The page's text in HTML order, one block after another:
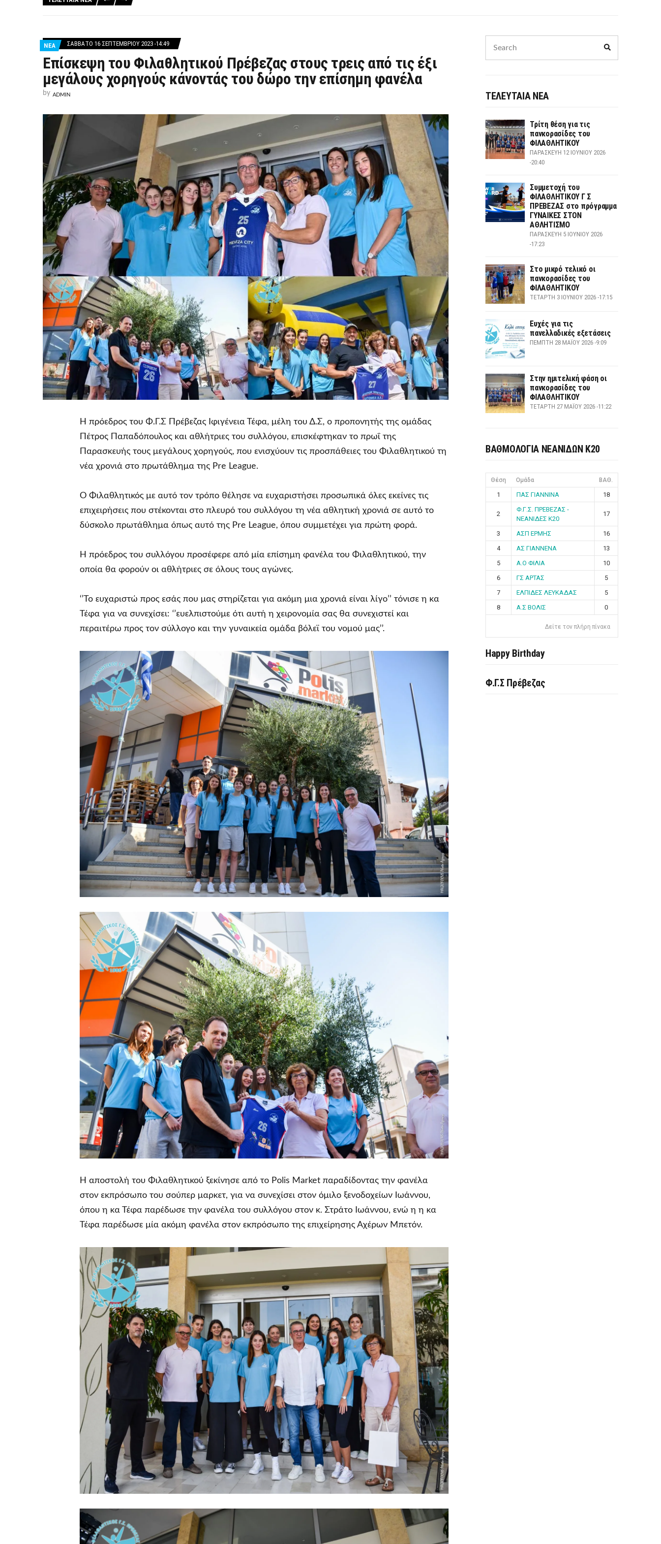
ΝΕΑ ΣΆΒΒΑΤΟ 16 ΣΕΠΤΕΜΒΡΊΟΥ 2023 -14:49
Επίσκεψη του Φιλαθλητικού Πρέβεζας στους τρεις από τις έξι
μεγάλους χορηγούς κάνοντάς του δώρο την επίσημη φανέλα
by ADMIN
Η πρόεδρος του Φ.Γ.Σ Πρέβεζας Ιφιγένεια Τέφα, μέλη του Δ.Σ, ο προπονητής της ομάδας
Πέτρος Παπαδόπουλος και αθλήτριες του συλλόγου, επισκέφτηκαν το πρωΐ της
Παρασκευής τους μεγάλους χορηγούς, που ενισχύουν τις προσπάθειες του Φιλαθλητικού τη
νέα χρονιά στο πρωτάθλημα της Pre League.
Ο Φιλαθλητικός με αυτό τον τρόπο θέλησε να ευχαριστήσει προσωπικά όλες εκείνες τις
επιχειρήσεις που στέκονται στο πλευρό του συλλόγου τη νέα αθλητική χρονιά σε αυτό το
δύσκολο πρωτάθλημα όπως αυτό της Pre League, όπου συμμετέχει για πρώτη φορά.
Η πρόεδρος του συλλόγου προσέφερε από μία επίσημη φανέλα του Φιλαθλητικού, την
οποία θα φορούν οι αθλήτριες σε όλους τους αγώνες.
‘’Το ευχαριστώ προς εσάς που μας στηρίζεται για ακόμη μια χρονιά είναι λίγο’’ τόνισε η κα
Τέφα για να συνεχίσει: ‘’ευελπιστούμε ότι αυτή η χειρονομία σας θα συνεχιστεί και
περαιτέρω προς τον σύλλογο και την γυναικεία ομάδα βόλεϊ του νομού μας’’.
Η αποστολή του Φιλαθλητικού ξεκίνησε από το Polis Market παραδίδοντας την φανέλα
στον εκπρόσωπο του σούπερ μαρκετ, για να συνεχίσει στον όμιλο ξενοδοχείων Ιωάννου,
όπου η κα Τέφα παρέδωσε την φανέλα του συλλόγου στον κ. Στράτο Ιωάννου, ενώ η η κα
Τέφα παρέδωσε μία ακόμη φανέλα στον εκπρόσωπο της επιχείρησης Αχέρων Μπετόν.
for:
ΤΕΛΕΥΤΑΙΑ ΝΕΑ
Τρίτη θέση για τις
πανκορασίδες του
ΦΙΛΑΘΛΗΤΙΚΟΥ
ΠΑΡΑΣΚΕΥΉ 12 ΙΟΥΝΊΟΥ 2026
-20:40
Συμμετοχή του
ΦΙΛΑΘΛΗΤΙΚΟΥ Γ Σ
ΠΡΕΒΕΖΑΣ στο πρόγραμμα
ΓΥΝΑΙΚΕΣ ΣΤΟΝ
ΑΘΛΗΤΙΣΜΟ
ΠΑΡΑΣΚΕΥΉ 5 ΙΟΥΝΊΟΥ 2026
-17:23
Στο μικρό τελικό οι
πανκορασίδες του
ΦΙΛΑΘΛΗΤΙΚΟΥ
ΤΕΤΆΡΤΗ 3 ΙΟΥΝΊΟΥ 2026 -17:15
Ευχές για τις
πανελλαδικές εξετάσεις
ΠΈΜΠΤΗ 28 ΜΑΪ́ΟΥ 2026 -9:09
Στην ημιτελική φάση οι
πανκορασίδες του
ΦΙΛΑΘΛΗΤΙΚΟΥ
ΤΕΤΆΡΤΗ 27 ΜΑΪ́ΟΥ 2026 -11:22
ΒΑΘΜΟΛΟΓΙΑ ΝΕΑΝΙΔΩΝ Κ20
Θέση Ομάδα ΒΑΘ.
1 ΠΑΣ ΓΙΑΝΝΙΝΑ 18
2
Φ.Γ.Σ. ΠΡΕΒΕΖΑΣ -
ΝΕΑΝΙΔΕΣ Κ20
17
3 ΑΣΠ ΕΡΜΗΣ
16
4
ΑΣ ΓΙΑΝΝΕΝΑ
13
5
Α.Ο ΦΙΛΙΑ
10
6
ΓΣ ΑΡΤΑΣ
5
7
ΕΛΠΙΔΕΣ ΛΕΥΚΑΔΑΣ
5
8
Α.Σ ΒΟΛΙΣ 0
Δείτε τον πλήρη πίνακα
Happy Birthday
Φ.Γ.Σ Πρέβεζας